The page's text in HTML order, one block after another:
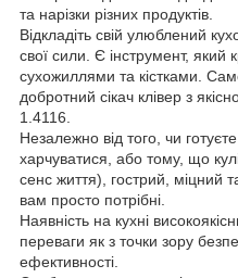
та нарізки різних продуктів.
Відкладіть свій улюблений
свої сили. Є інструмент, який
сухожиллями та кістками.
добротний сікач клівер з
1.4116.
Незалежно від того, чи
харчуватися, або тому, що
сенс життя), гострий, міцний
вам просто потрібні.
Наявність на кухні
переваги як з точки зору
ефективності.